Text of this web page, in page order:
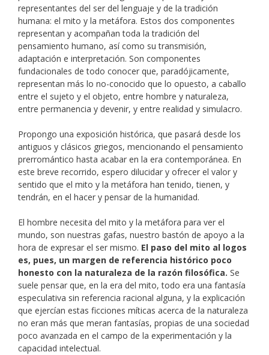
representantes del ser del lenguaje y de la tradición
humana: el mito y la metáfora. Estos dos componentes
representan y acompañan toda la tradición del
pensamiento humano, así como su transmisión,
adaptación e interpretación. Son componentes
fundacionales de todo conocer que, paradójicamente,
representan más lo no-conocido que lo opuesto, a caballo
entre el sujeto y el objeto, entre hombre y naturaleza,
entre permanencia y devenir, y entre realidad y simulacro.
Propongo una exposición histórica, que pasará desde los
antiguos y clásicos griegos, mencionando el pensamiento
prerromántico hasta acabar en la era contemporánea. En
este breve recorrido, espero dilucidar y ofrecer el valor y
sentido que el mito y la metáfora han tenido, tienen, y
tendrán, en el hacer y pensar de la humanidad.
El hombre necesita del mito y la metáfora para ver el
mundo, son nuestras gafas, nuestro bastón de apoyo a la
hora de expresar el ser mismo. El paso del mito al logos
es, pues, un margen de referencia histórico poco
honesto con la naturaleza de la razón filosófica. Se
suele pensar que, en la era del mito, todo era una fantasía
especulativa sin referencia racional alguna, y la explicación
que ejercían estas ficciones míticas acerca de la naturaleza
no eran más que meran fantasías, propias de una sociedad
poco avanzada en el campo de la experimentación y la
capacidad intelectual.